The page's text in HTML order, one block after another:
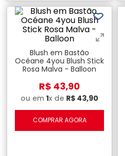
Blush em Bastão
Océane 4you Blush Stick
Rosa Malva - Balloon
R$ 43,90
ou em 1x de R$ 43,90
COMPRAR AGORA